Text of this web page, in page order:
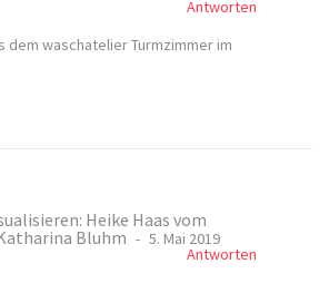
Antworten
dem waschatelier Turmzimmer im
Heike Haas vom
Bluhm
5. Mai 2019
Antworten